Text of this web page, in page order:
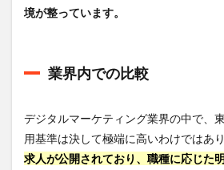
境が整っています。
業界内での比較
デジタルマーケティング業界の中で、
用基準は決して極端に高いわけではあり
求人が公開されており、職種に応じた